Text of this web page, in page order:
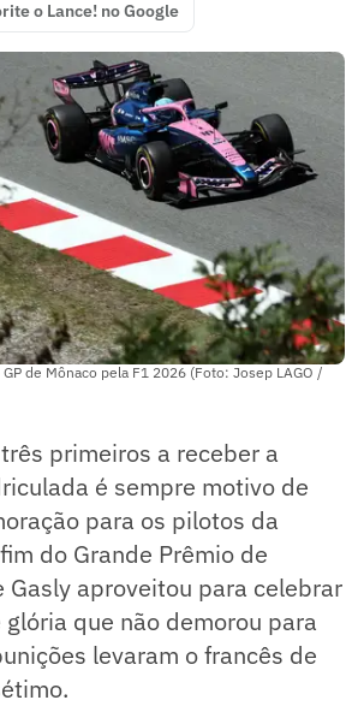
o Lance! no Google
de Mônaco pela F1 2026 (Foto: Josep LAGO /
primeiros a receber a
é sempre motivo de
para os pilotos da
do Grande Prêmio de
Gasly aproveitou para celebrar
que não demorou para
levaram o francês de